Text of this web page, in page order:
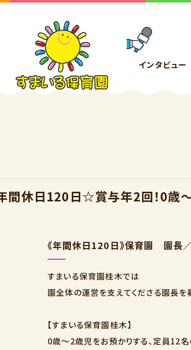
インタビュー
年間休日120日☆賞与年2回！0歳
《年間休日120日》保育園 園長
すまいる保育園桂木では
園全体の運営を支えてくださる園長を
【すまいる保育園桂木】
0歳～2歳児をお預かりする、定員12